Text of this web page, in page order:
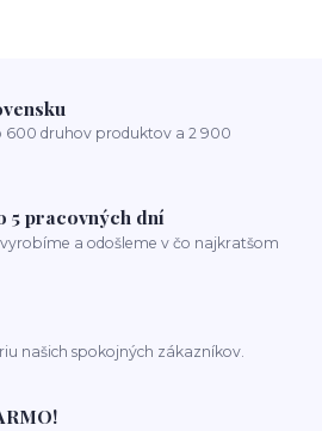
600 druhov produktov a 2 900
5 pracovných dní
a odošleme v čo najkratšom
našich spokojných zákazníkov.